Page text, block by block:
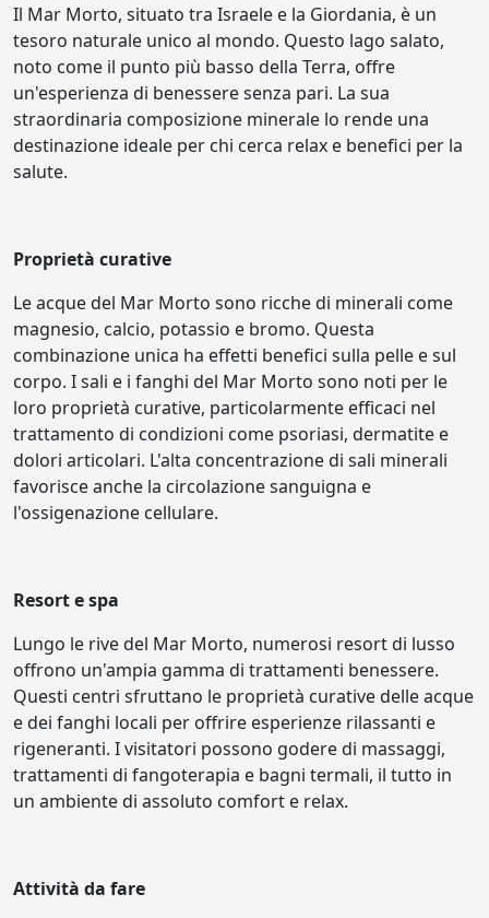
Il Mar Morto, situato tra Israele e la Giordania, è un
tesoro naturale unico al mondo. Questo lago salato,
noto come il punto più basso della Terra, offre
un'esperienza di benessere senza pari. La sua
straordinaria composizione minerale lo rende una
destinazione ideale per chi cerca relax e benefici per la
salute.
Proprietà curative
Le acque del Mar Morto sono ricche di minerali come
magnesio, calcio, potassio e bromo. Questa
combinazione unica ha effetti benefici sulla pelle e sul
corpo. I sali e i fanghi del Mar Morto sono noti per le
loro proprietà curative, particolarmente efficaci nel
trattamento di condizioni come psoriasi, dermatite e
dolori articolari. L'alta concentrazione di sali minerali
favorisce anche la circolazione sanguigna e
l'ossigenazione cellulare.
Resort e spa
Lungo le rive del Mar Morto, numerosi resort di lusso
offrono un'ampia gamma di trattamenti benessere.
Questi centri sfruttano le proprietà curative delle acque
e dei fanghi locali per offrire esperienze rilassanti e
rigeneranti. I visitatori possono godere di massaggi,
trattamenti di fangoterapia e bagni termali, il tutto in
un ambiente di assoluto comfort e relax.
Attività da fare